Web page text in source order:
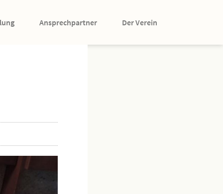
Ansprechpartner Der Verein